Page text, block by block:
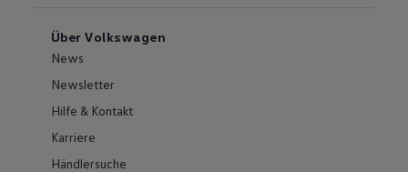
Über Volkswagen
News
Newsletter
Hilfe & Kontakt
Karriere
Händlersuche